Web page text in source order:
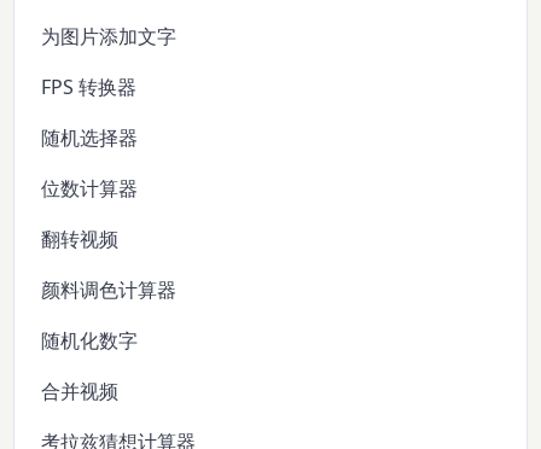
为图片添加文字
FPS 转换器
随机选择器
位数计算器
翻转视频
颜料调色计算器
随机化数字
合并视频
考拉兹猜想计算器